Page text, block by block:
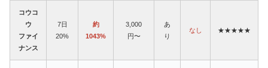
コウコ
ウ
ファイ
ナンス
7日
20%
約
1043%
3,000
円〜
あ
り
なし ★★★★★